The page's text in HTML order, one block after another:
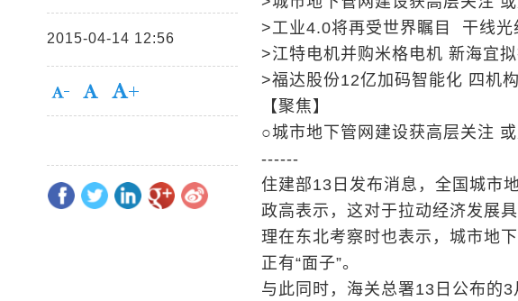
2015-04-14 12:56
>工业4.0将再受世界瞩目 干线光
>江特电机并购米格电机 新海宜
>福达股份12亿加码智能化 四机
【聚焦】
○城市地下管网建设获高层关注
------
住建部13日发布消息，全国城市
政高表示，这对于拉动经济发展
理在东北考察时也表示，城市地
正有“面子”。
与此同时，海关总署13日公布的